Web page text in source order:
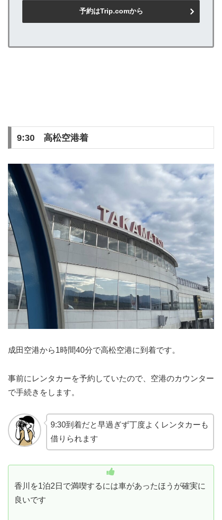
予約はTrip.comから
9:30 高松空港着
成田空港から1時間40分で高松空港に到着です。
事前にレンタカーを予約していたので、空港のカウンター
で手続きをします。
9:30到着だと早過ぎず丁度よくレンタカーも
借りられます
香川を1泊2日で満喫するには車があったほうが確実に
良いです